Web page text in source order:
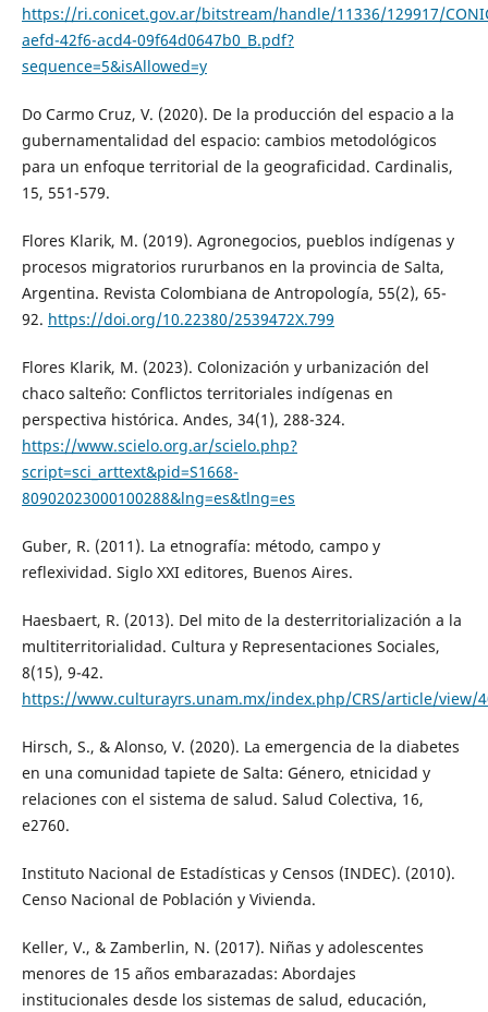
https://ri.conicet.gov.ar/bitstream/handle/11336/129917/
aefd-42f6-acd4-09f64d0647b0_B.pdf?
sequence=5&isAllowed=y
Do Carmo Cruz, V. (2020). De la producción del espacio a la
gubernamentalidad del espacio: cambios metodológicos
para un enfoque territorial de la geograficidad. Cardinalis,
15, 551-579.
Flores Klarik, M. (2019). Agronegocios, pueblos indígenas y
procesos migratorios rururbanos en la provincia de Salta,
Argentina. Revista Colombiana de Antropología, 55(2), 65-
92. https://doi.org/10.22380/2539472X.799
Flores Klarik, M. (2023). Colonización y urbanización del
chaco salteño: Conflictos territoriales indígenas en
perspectiva histórica. Andes, 34(1), 288-324.
https://www.scielo.org.ar/scielo.php?
script=sci_arttext&pid=S1668-
80902023000100288&lng=es&tlng=es
Guber, R. (2011). La etnografía: método, campo y
reflexividad. Siglo XXI editores, Buenos Aires.
Haesbaert, R. (2013). Del mito de la desterritorialización a la
multiterritorialidad. Cultura y Representaciones Sociales,
8(15), 9-42.
https://www.culturayrs.unam.mx/index.php/CRS/article/view/
Hirsch, S., & Alonso, V. (2020). La emergencia de la diabetes
en una comunidad tapiete de Salta: Género, etnicidad y
relaciones con el sistema de salud. Salud Colectiva, 16,
e2760.
Instituto Nacional de Estadísticas y Censos (INDEC). (2010).
Censo Nacional de Población y Vivienda.
Keller, V., & Zamberlin, N. (2017). Niñas y adolescentes
menores de 15 años embarazadas: Abordajes
institucionales desde los sistemas de salud, educación,